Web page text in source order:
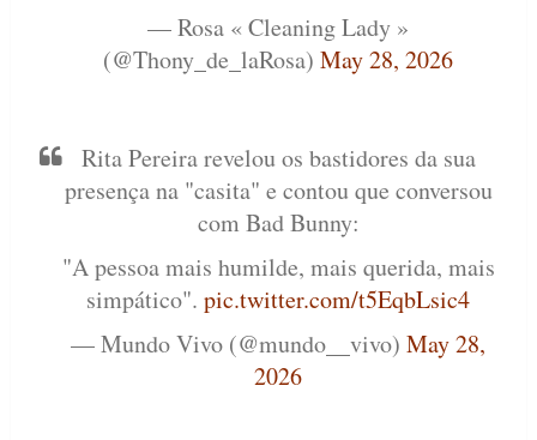
— Rosa « Cleaning Lady »
(@Thony_de_laRosa)May 28, 2026
Rita Pereira revelou os bastidores da sua
presença na "casita" e contou que conversou
com Bad Bunny:
"A pessoa mais humilde, mais querida, mais
simpático".pic.twitter.com/t5EqbLsic4
— Mundo Vivo (@mundo__vivo)May 28,
2026